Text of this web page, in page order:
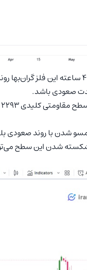
در حالی که چارت روزانه طلا ساختار صعودی را نشان
صعودی باشد.
در تایم‌فریم ۴ ساعته و همسو
بالا بشکند. شکسته شدن این